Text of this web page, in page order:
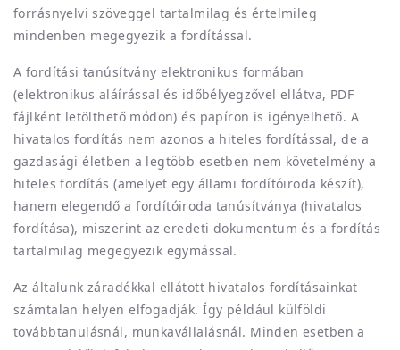
forrásnyelvi szöveggel tartalmilag és értelmileg
mindenben megegyezik a fordítással.
A fordítási tanúsítvány elektronikus formában
(elektronikus aláírással és időbélyegzővel ellátva, PDF
fájlként letölthető módon) és papíron is igényelhető. A
hivatalos fordítás nem azonos a hiteles fordítással, de a
gazdasági életben a legtöbb esetben nem követelmény a
hiteles fordítás (amelyet egy állami fordítóiroda készít),
hanem elegendő a fordítóiroda tanúsítványa (hivatalos
fordítása), miszerint az eredeti dokumentum és a fordítás
tartalmilag megegyezik egymással.
Az általunk záradékkal ellátott hivatalos fordításainkat
számtalan helyen elfogadják. Így például külföldi
továbbtanulásnál, munkavállalásnál. Minden esetben a